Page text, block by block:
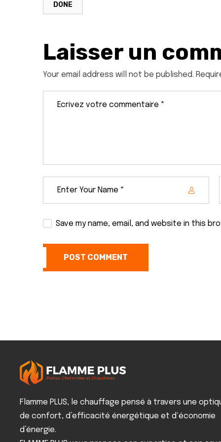
DONE
Laisser un
Your email address will not be published.
Save my name, email, and website in this
POST COMMENT
Flamme PLUS, le chauffage pensé à travers une
de confort, d’efficacité énergétique et d‘économie
d’énergie.